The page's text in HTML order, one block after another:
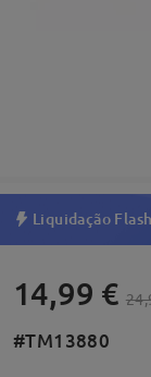
Liquidação Flash
14,99 €
#TM13880